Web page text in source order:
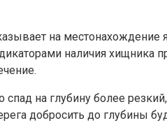
на
наличия
на глубину более
добросить до глубины